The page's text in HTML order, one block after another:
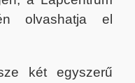
olvashatja el
két egyszerű